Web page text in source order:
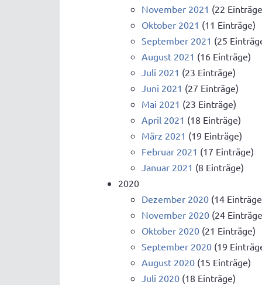
November 2021 (22
Oktober 2021 (11 Einträge)
September 2021 (25
August 2021 (16 Einträge)
Juli 2021 (23 Einträge)
Juni 2021 (27 Einträge)
Mai 2021 (23 Einträge)
April 2021 (18 Einträge)
März 2021 (19 Einträge)
Februar 2021 (17 Einträge)
Januar 2021 (8 Einträge)
2020
Dezember 2020 (14
November 2020 (24
Oktober 2020 (21 Einträge)
September 2020 (19
August 2020 (15 Einträge)
Juli 2020 (18 Einträge)